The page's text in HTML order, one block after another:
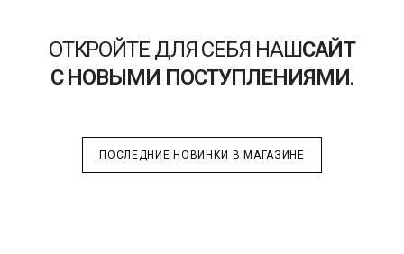
ОТКРОЙТЕ ДЛЯ СЕБЯ НАШСАЙТ
С НОВЫМИ ПОСТУПЛЕНИЯМИ.
ПОСЛЕДНИЕ НОВИНКИ В МАГАЗИНЕ